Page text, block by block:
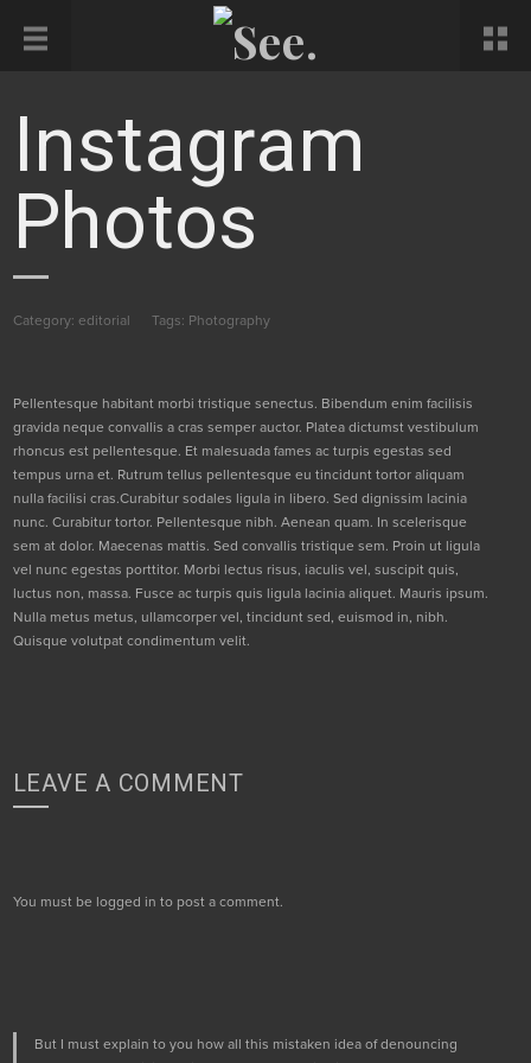
Instagram
Photos
Category: editorial Tags: Photography
Pellentesque habitant morbi tristique senectus. Bibendum enim facilisis
gravida neque convallis a cras semper auctor. Platea dictumst vestibulum
rhoncus est pellentesque. Et malesuada fames ac turpis egestas sed
tempus urna et. Rutrum tellus pellentesque eu tincidunt tortor aliquam
nulla facilisi cras.Curabitur sodales ligula in libero. Sed dignissim lacinia
nunc. Curabitur tortor. Pellentesque nibh. Aenean quam. In scelerisque
sem at dolor. Maecenas mattis. Sed convallis tristique sem. Proin ut ligula
vel nunc egestas porttitor. Morbi lectus risus, iaculis vel, suscipit quis,
luctus non, massa. Fusce ac turpis quis ligula lacinia aliquet. Mauris ipsum.
Nulla metus metus, ullamcorper vel, tincidunt sed, euismod in, nibh.
Quisque volutpat condimentum velit.
LEAVE A COMMENT
You must be logged in to post a comment.
But I must explain to you how all this mistaken idea of denouncing